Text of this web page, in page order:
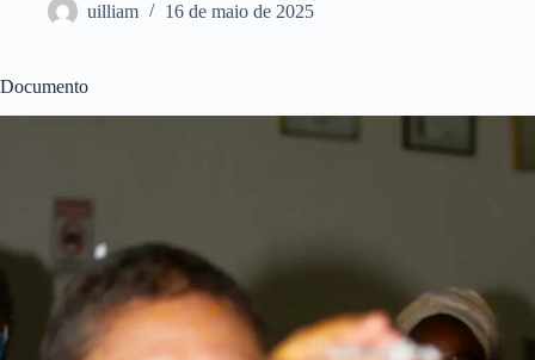
uilliam 16 de maio de 2025
Documento